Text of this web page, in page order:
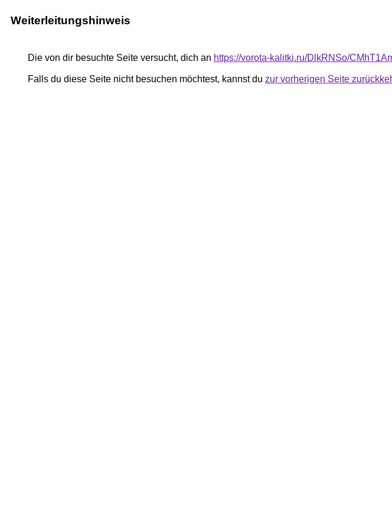
Weiterleitungshinweis
Die von dir besuchte Seite versucht, dich an https://vorota-kalitki.ru/DlkRNSo/
Falls du diese Seite nicht besuchen möchtest, kannst du zur vorherigen Seite